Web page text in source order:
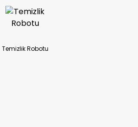
Temizlik Robotu